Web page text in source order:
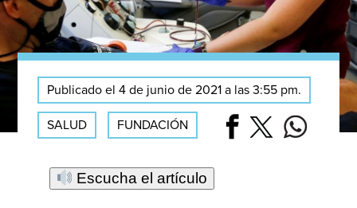
Publicado el 4 de junio de 2021 a las 3:55 pm.
SALUD FUNDACIÓN
Escucha el artículo